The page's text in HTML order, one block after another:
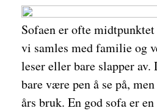
Sofaen er ofte
vi samles med familie og
leser eller bare slapper
bare være pen å se på,
års bruk. En god sofa er